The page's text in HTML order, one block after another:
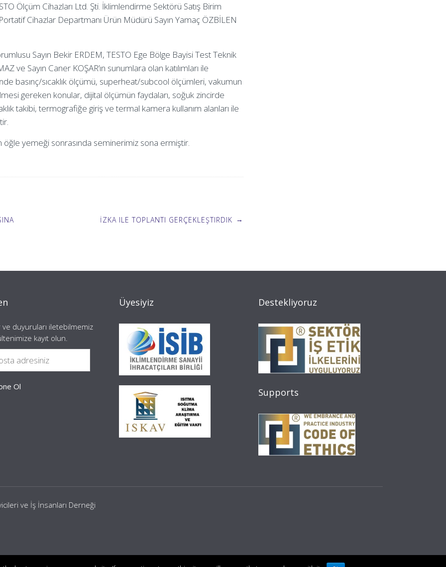
Ölçüm Cihazları Ltd. Şti. İklimlendirme Sektörü Satış Birim
Cihazlar Departmanı Ürün Müdürü Sayın Yamaç ÖZBİLEN
Sayın Bekir ERDEM, TESTO Ege Bölge Bayisi Test Teknik
ve Sayın Caner KOŞAR’ın sunumlara olan katılımları ile
basınç/sıcaklık ölçümü, superheat/subcool ölçümleri, vakumun
gereken konular, dijital ölçümün faydaları, soğuk zincirde
takibi, termografiğe giriş ve termal kamera kullanım alanları ile
öğle yemeği sonrasında seminerimiz sona ermiştir.
İZKA ILE TOPLANTI GERÇEKLEŞTIRDIK →
ve duyuruları iletebilmemiz
kayıt olun.
Üyesiyiz Destekliyoruz
Supports
ve İş İnsanları Derneği